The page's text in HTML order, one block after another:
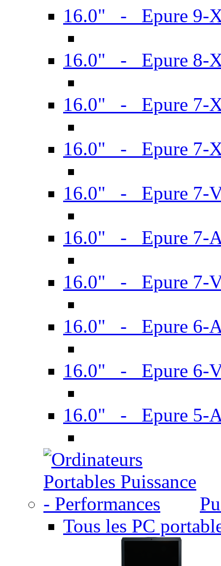
16.0" - Epure 9-
16.0" - Epure 8-
16.0" - Epure 7-
16.0" - Epure 7-
16.0" - Epure 7-
16.0" - Epure 7-
16.0" - Epure 7-
16.0" - Epure 6-
16.0" - Epure 6-
16.0" - Epure 5-
Tous les PC